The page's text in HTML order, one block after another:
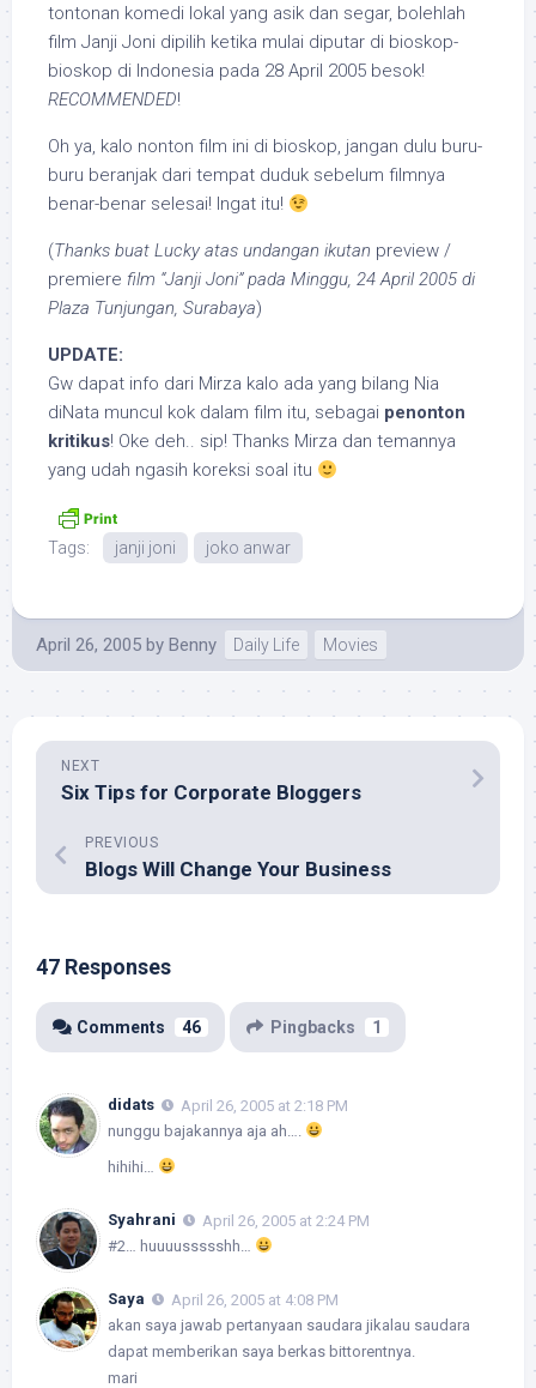
tontonan komedi lokal yang asik dan segar, bolehlah
film Janji Joni dipilih ketika mulai diputar di bioskop-
bioskop di Indonesia pada 28 April 2005 besok!
RECOMMENDED!
Oh ya, kalo nonton film ini di bioskop, jangan dulu buru-
buru beranjak dari tempat duduk sebelum filmnya
benar-benar selesai! Ingat itu!
(Thanks buat Lucky atas undangan ikutan preview /
premiere film “Janji Joni” pada Minggu, 24 April 2005 di
Plaza Tunjungan, Surabaya)
UPDATE:
Gw dapat info dari Mirza kalo ada yang bilang Nia
diNata muncul kok dalam film itu, sebagai penonton
kritikus! Oke deh.. sip! Thanks Mirza dan temannya
yang udah ngasih koreksi soal itu
Tags: janji joni joko anwar
April 26, 2005 by Benny Daily Life Movies
NEXT
Six Tips for Corporate Bloggers
PREVIOUS
Blogs Will Change Your Business
47 Responses
Comments 46 Pingbacks 1
didats
April 26, 2005 at 2:18 PM
nunggu bajakannya aja ah….
hihihi…
Syahrani
April 26, 2005 at 2:24 PM
#2… huuuussssshh…
Saya
April 26, 2005 at 4:08 PM
akan saya jawab pertanyaan saudara jikalau saudara
dapat memberikan saya berkas bittorentnya.
mari